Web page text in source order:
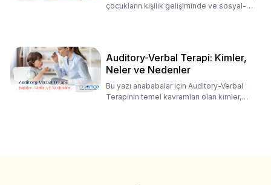
çocukların kişilik gelişiminde ve sosyal-
Auditory-Verbal Terapi: Kimler,
Neler ve Nedenler
Bu yazı anababalar için Auditory-Verbal
Terapinin temel kavramları olan kimler,